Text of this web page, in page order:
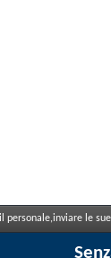
personale,inviare le